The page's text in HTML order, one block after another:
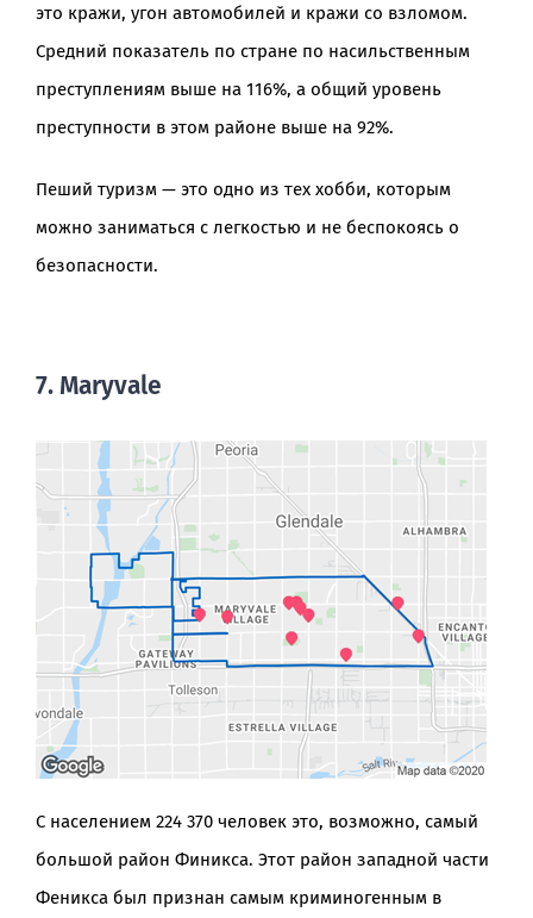
это кражи, угон автомобилей и кражи со взломом.
Средний показатель по стране по насильственным
преступлениям выше на 116%, а общий уровень
преступности в этом районе выше на 92%.
Пеший туризм — это одно из тех хобби, которым
можно заниматься с легкостью и не беспокоясь о
безопасности.
7. Maryvale
С населением 224 370 человек это, возможно, самый
большой район Финикса. Этот район западной части
Феникса был признан самым криминогенным в